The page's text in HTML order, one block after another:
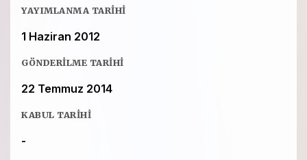
YAYIMLANMA TARIHI
1 Haziran 2012
GÖNDERILME TARIHI
22 Temmuz 2014
KABUL TARIHI
-